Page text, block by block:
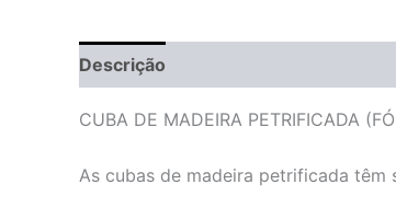
Descrição
CUBA DE MADEIRA PETRIFICADA
As cubas de madeira petrificada têm